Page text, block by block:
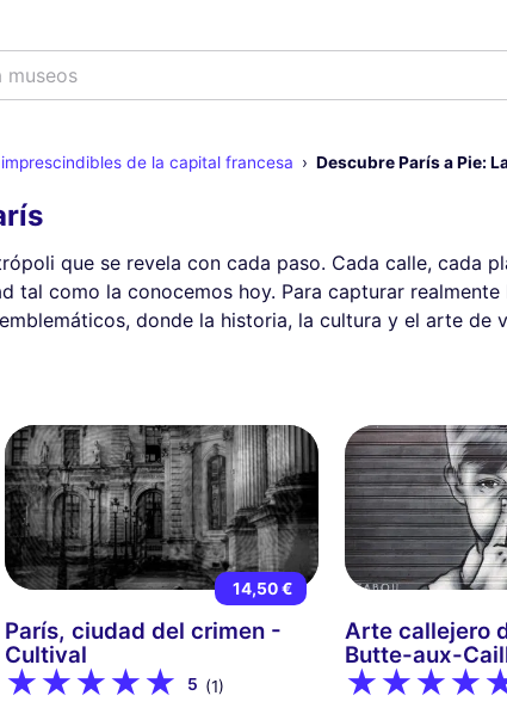
museos
de la capital francesa Descubre París a Pie:
que se revela con cada paso. Cada calle, cada
tal como la conocemos hoy. Para capturar
donde la historia, la cultura y el arte de
14,50 €
París, ciudad del crimen -
Cultival
5 (1)
Arte callejero
Butte-aux-